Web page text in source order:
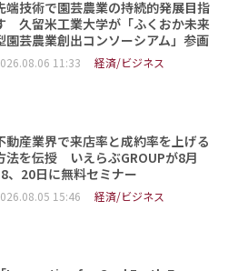
端技術で園芸農業の持続的発展目指
久留米工業大学が「ふくおか未来
園芸農業創出コンソーシアム」参画
11:33 経済/ビジネス
動産業界で来店率と成約率を上げる
法を伝授 いえらぶGROUPが8月
、20日に無料セミナー
15:46 経済/ビジネス